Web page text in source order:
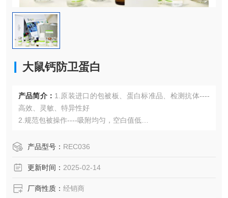
大鼠钙防卫蛋白
产品简介： 1.原装进口的包被板、蛋白标准品、检测抗体----
高效、灵敏、特异性好
2.规范包被操作----吸附均匀，空白值低
4.适用于血浆、血清、组织匀浆液、细胞培养上清液、尿液、
5.可检测动物类型丰富：人、猴、大鼠、小鼠、兔、猪、犬、
6.检测指标齐全：炎症因子、血管生成素、动脉粥样硬化因
产品型号： REC036
更新时间： 2025-02-14
厂商性质： 经销商